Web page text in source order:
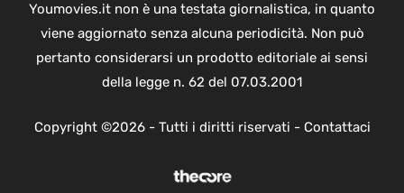
Youmovies.it non è una testata giornalistica, in quanto
viene aggiornato senza alcuna periodicità. Non può
pertanto considerarsi un prodotto editoriale ai sensi
della legge n. 62 del 07.03.2001
Copyright ©2026 - Tutti i diritti riservati - Contattaci